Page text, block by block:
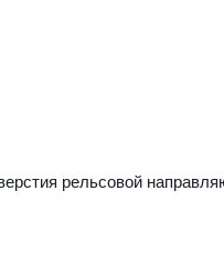
рельсовой